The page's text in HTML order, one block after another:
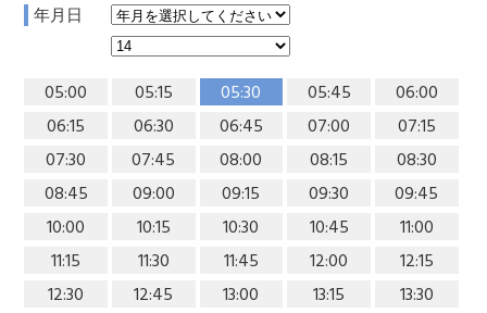
年月日
05:00 05:15 05:30 05:45
06:00
06:15
06:30 06:45 07:00
07:15
07:30
07:45 08:00 08:15
08:30
08:45
09:00 09:15 09:30
09:45
10:00
10:15 10:30 10:45
11:00
11:15
11:30 11:45 12:00
12:15
12:30
12:45 13:00 13:15
13:30